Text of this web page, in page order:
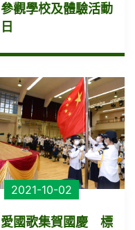
參觀學校及體驗活動
日
2021-10-02
愛國歌集賀國慶 標